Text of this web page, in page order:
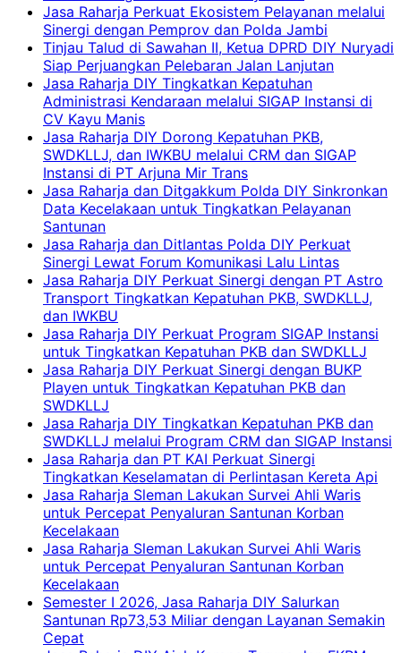
Jasa Raharja Perkuat Ekosistem Pelayanan melalui
Sinergi dengan Pemprov dan Polda Jambi
Tinjau Talud di Sawahan II, Ketua DPRD DIY Nuryadi
Siap Perjuangkan Pelebaran Jalan Lanjutan
Jasa Raharja DIY Tingkatkan Kepatuhan
Administrasi Kendaraan melalui SIGAP Instansi di
CV Kayu Manis
Jasa Raharja DIY Dorong Kepatuhan PKB,
SWDKLLJ, dan IWKBU melalui CRM dan SIGAP
Instansi di PT Arjuna Mir Trans
Jasa Raharja dan Ditgakkum Polda DIY Sinkronkan
Data Kecelakaan untuk Tingkatkan Pelayanan
Santunan
Jasa Raharja dan Ditlantas Polda DIY Perkuat
Sinergi Lewat Forum Komunikasi Lalu Lintas
Jasa Raharja DIY Perkuat Sinergi dengan PT Astro
Transport Tingkatkan Kepatuhan PKB, SWDKLLJ,
dan IWKBU
Jasa Raharja DIY Perkuat Program SIGAP Instansi
untuk Tingkatkan Kepatuhan PKB dan SWDKLLJ
Jasa Raharja DIY Perkuat Sinergi dengan BUKP
Playen untuk Tingkatkan Kepatuhan PKB dan
SWDKLLJ
Jasa Raharja DIY Tingkatkan Kepatuhan PKB dan
SWDKLLJ melalui Program CRM dan SIGAP Instansi
Jasa Raharja dan PT KAI Perkuat Sinergi
Tingkatkan Keselamatan di Perlintasan Kereta Api
Jasa Raharja Sleman Lakukan Survei Ahli Waris
untuk Percepat Penyaluran Santunan Korban
Kecelakaan
Jasa Raharja Sleman Lakukan Survei Ahli Waris
untuk Percepat Penyaluran Santunan Korban
Kecelakaan
Semester I 2026, Jasa Raharja DIY Salurkan
Santunan Rp73,53 Miliar dengan Layanan Semakin
Cepat